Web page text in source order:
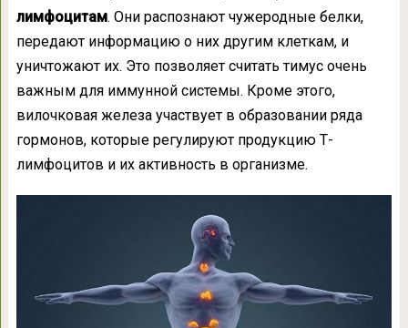
лимфоцитам. Они распознают чужеродные белки,
передают информацию о них другим клеткам, и
уничтожают их. Это позволяет считать тимус очень
важным для иммунной системы. Кроме этого,
вилочковая железа участвует в образовании ряда
гормонов, которые регулируют продукцию Т-
лимфоцитов и их активность в организме.